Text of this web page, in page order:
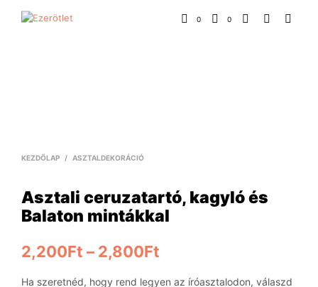
0 0
KEZDŐLAP / ASZTALDEKORÁCIÓ
Asztali ceruzatartó, kagyló és
Balaton mintákkal
2,200Ft – 2,800Ft
Ha szeretnéd, hogy rend legyen az íróasztalodon, válaszd